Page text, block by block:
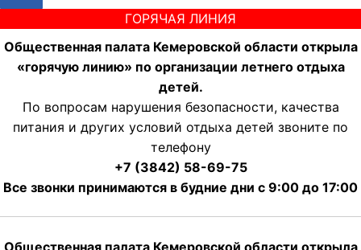
ГОРЯЧАЯ ЛИНИЯ
Общественная палата Кемеровской области открыла
«горячую линию» по организации летнего отдыха
детей.
По вопросам нарушения безопасности, качества
питания и других условий отдыха детей звоните по
телефону
+7 (3842) 58-69-75
Все звонки принимаются в будние дни с 9:00 до 17:00